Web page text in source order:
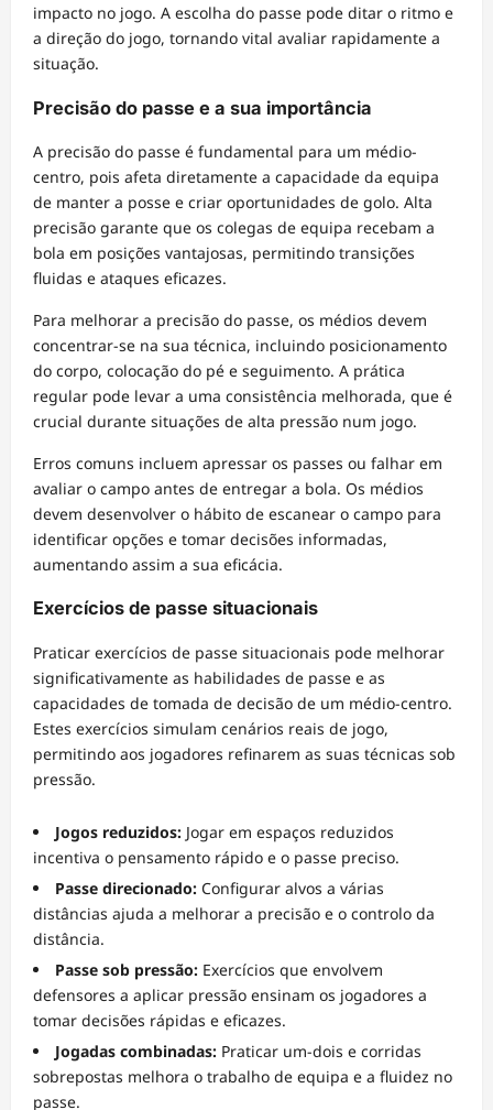
impacto no jogo. A escolha do passe pode ditar o ritmo e
a direção do jogo, tornando vital avaliar rapidamente a
situação.
Precisão do passe e a sua importância
A precisão do passe é fundamental para um médio-
centro, pois afeta diretamente a capacidade da equipa
de manter a posse e criar oportunidades de golo. Alta
precisão garante que os colegas de equipa recebam a
bola em posições vantajosas, permitindo transições
fluidas e ataques eficazes.
Para melhorar a precisão do passe, os médios devem
concentrar-se na sua técnica, incluindo posicionamento
do corpo, colocação do pé e seguimento. A prática
regular pode levar a uma consistência melhorada, que é
crucial durante situações de alta pressão num jogo.
Erros comuns incluem apressar os passes ou falhar em
avaliar o campo antes de entregar a bola. Os médios
devem desenvolver o hábito de escanear o campo para
identificar opções e tomar decisões informadas,
aumentando assim a sua eficácia.
Exercícios de passe situacionais
Praticar exercícios de passe situacionais pode melhorar
significativamente as habilidades de passe e as
capacidades de tomada de decisão de um médio-centro.
Estes exercícios simulam cenários reais de jogo,
permitindo aos jogadores refinarem as suas técnicas sob
pressão.
Jogos reduzidos: Jogar em espaços reduzidos
incentiva o pensamento rápido e o passe preciso.
Passe direcionado: Configurar alvos a várias
distâncias ajuda a melhorar a precisão e o controlo da
distância.
Passe sob pressão: Exercícios que envolvem
defensores a aplicar pressão ensinam os jogadores a
tomar decisões rápidas e eficazes.
Jogadas combinadas: Praticar um-dois e corridas
sobrepostas melhora o trabalho de equipa e a fluidez no
passe.